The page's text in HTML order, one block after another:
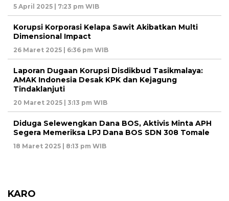
5 April 2025 | 7:23 pm WIB
Korupsi Korporasi Kelapa Sawit Akibatkan Multi
Dimensional Impact
26 Maret 2025 | 6:36 pm WIB
Laporan Dugaan Korupsi Disdikbud Tasikmalaya:
AMAK Indonesia Desak KPK dan Kejagung
Tindaklanjuti
20 Maret 2025 | 3:13 pm WIB
Diduga Selewengkan Dana BOS, Aktivis Minta APH
Segera Memeriksa LPJ Dana BOS SDN 308 Tomale
18 Maret 2025 | 8:13 pm WIB
KARO